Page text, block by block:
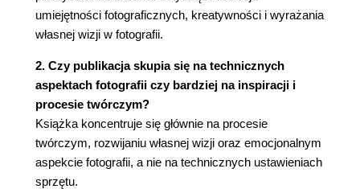
umiejętności fotograficznych, kreatywności i wyrażania
własnej wizji w fotografii.
2. Czy publikacja skupia się na technicznych
aspektach fotografii czy bardziej na inspiracji i
procesie twórczym?
Książka koncentruje się głównie na procesie
twórczym, rozwijaniu własnej wizji oraz emocjonalnym
aspekcie fotografii, a nie na technicznych ustawieniach
sprzętu.